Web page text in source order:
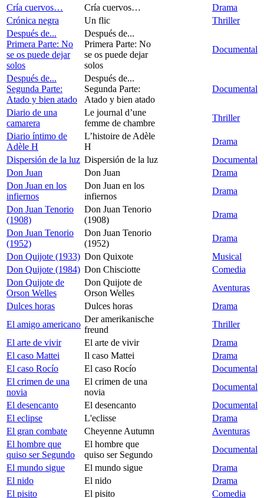
Cría cuervos… Cría cuervos…
Drama
Crónica negra
Un flic
Thriller
Después de...
Primera Parte: No
se os puede dejar
solos
Después de...
Primera Parte: No
se os puede dejar
solos
Documental
Después de...
Segunda Parte:
Atado y bien atado
Después de...
Segunda Parte:
Atado y bien atado
Documental
Diario de una
camarera
Le journal d’une
femme de chambre
Thriller
Diario íntimo de
Adèle H
L’histoire de Adèle
H
Drama
Dispersión de la luz Dispersión de la luz
Documental
Don Juan
Don Juan
Drama
Don Juan en los
infiernos
Don Juan en los
infiernos
Drama
Don Juan Tenorio
(1908)
Don Juan Tenorio
(1908)
Drama
Don Juan Tenorio
(1952)
Don Juan Tenorio
(1952)
Drama
Don Quijote (1933) Don Quixote
Musical
Don Quijote (1984) Don Chisciotte
Comedia
Don Quijote de
Orson Welles
Don Quijote de
Orson Welles
Aventuras
Dulces horas
Dulces horas
Drama
El amigo americano
Der amerikanische
freund
Thriller
El arte de vivir
El arte de vivir
Drama
El caso Mattei
Il caso Mattei
Drama
El caso Rocío
El caso Rocío
Documental
El crimen de una
novia
El crimen de una
novia
Documental
El desencanto
El desencanto
Documental
El eclipse
L'eclisse
Drama
El gran combate
Cheyenne Autumn
Aventuras
El hombre que
quiso ser Segundo
El hombre que
quiso ser Segundo
Documental
El mundo sigue
El mundo sigue
Drama
El nido
El nido
Drama
El pisito
El pisito
Comedia